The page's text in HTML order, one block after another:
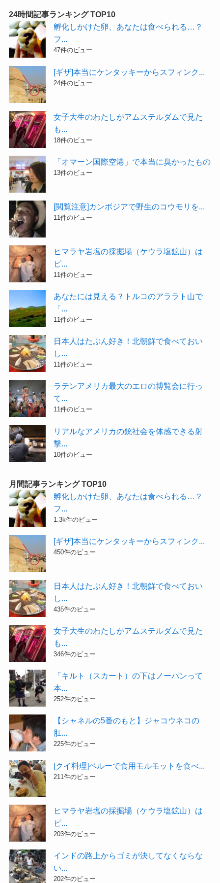
24時間記事ランキング TOP10
孵化しかけた卵、あなたは食べられる…？
フ...
47件のビュー
[ギザ]本当にケンタッキーからスフィンク...
24件のビュー
女子大生のわたしがアムステルダムで見た
も...
18件のビュー
「オマーン国際空港」で本当に臭かったもの
13件のビュー
[閲覧注意]カンボジアで野生のコウモリを...
11件のビュー
ヒマラヤ岩塩の採掘場（ケウラ塩鉱山）は
ピ...
11件のビュー
あなたには見える？トルコのアララト山で
「...
11件のビュー
日本人はたぶん好き！北朝鮮で食べておい
し...
11件のビュー
ラテンアメリカ最大のエロの博覧会に行っ
て...
11件のビュー
リアルなアメリカの銃社会を体感できる射
撃...
10件のビュー
月間記事ランキング TOP10
孵化しかけた卵、あなたは食べられる…？
フ...
1.3k件のビュー
[ギザ]本当にケンタッキーからスフィンク...
450件のビュー
日本人はたぶん好き！北朝鮮で食べておい
し...
435件のビュー
女子大生のわたしがアムステルダムで見た
も...
346件のビュー
「キルト（スカート）の下はノーパンって
本...
252件のビュー
【シャネルの5番のもと】ジャコウネコの
肛...
225件のビュー
[クイ料理]ペルーで食用モルモットを食べ...
211件のビュー
ヒマラヤ岩塩の採掘場（ケウラ塩鉱山）は
ピ...
203件のビュー
インドの路上からゴミが決してなくならな
い...
202件のビュー